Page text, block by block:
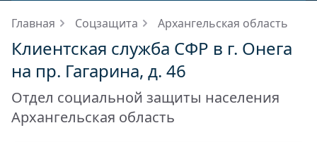
Главная Соцзащита Архангельская область
Клиентская служба СФР в г. Онега
на пр. Гагарина, д. 46
Отдел социальной защиты населения
Архангельская область